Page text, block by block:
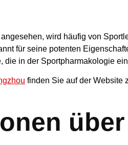
wird häufig von
für seine potenten
die in der Sportpharmakologie
finden Sie auf der Website